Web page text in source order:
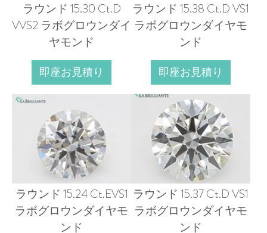
ラウンド 15.30 Ct.D
VVS2 ラボグロウンダイ
ヤモンド
即座お見積り
ラウンド 15.38 Ct.D VS1
ラボグロウンダイヤモ
ンド
即座お見積り
ラウンド 15.24 Ct.EVS1
ラボグロウンダイヤモ
ンド
ラウンド 15.37 Ct.D VS1
ラボグロウンダイヤモ
ンド